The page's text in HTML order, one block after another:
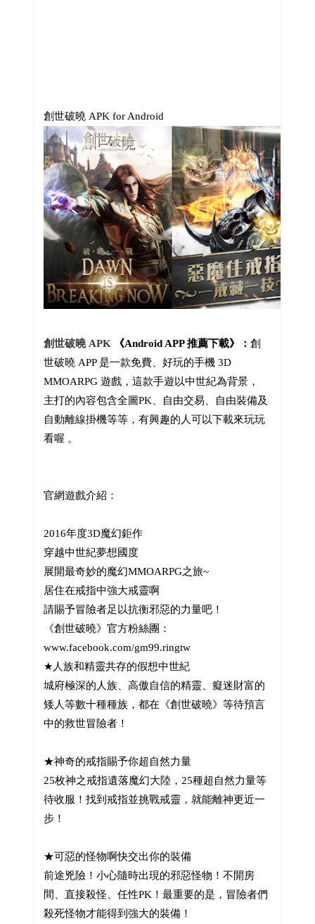
創世破曉 APK for Android
創世破曉 APK《Android APP 推薦下載》： 創
世破曉 APP 是一款免費、好玩的手機 3D
MMOARPG 遊戲，這款手遊以中世紀為背景，
主打的內容包含全圖PK、自由交易、自由裝備及
自動離線掛機等等，有興趣的人可以下載來玩玩
看喔 。
官網遊戲介紹：
2016年度3D魔幻鉅作
穿越中世紀夢想國度
展開最奇妙的魔幻MMOARPG之旅~
居住在戒指中強大戒靈啊
請賜予冒險者足以抗衡邪惡的力量吧！
《創世破曉》官方粉絲團：
www.facebook.com/gm99.ringtw
★人族和精靈共存的假想中世紀
城府極深的人族、高傲自信的精靈、癡迷財富的
矮人等數十種種族，都在《創世破曉》等待預言
中的救世冒險者！
★神奇的戒指賜予你超自然力量
25枚神之戒指遺落魔幻大陸，25種超自然力量等
待收服！找到戒指並挑戰戒靈，就能離神更近一
步！
★可惡的怪物啊快交出你的裝備
前途兇險！小心隨時出現的邪惡怪物！不開房
間、直接殺怪、任性PK！最重要的是，冒險者們
殺死怪物才能得到強大的裝備！